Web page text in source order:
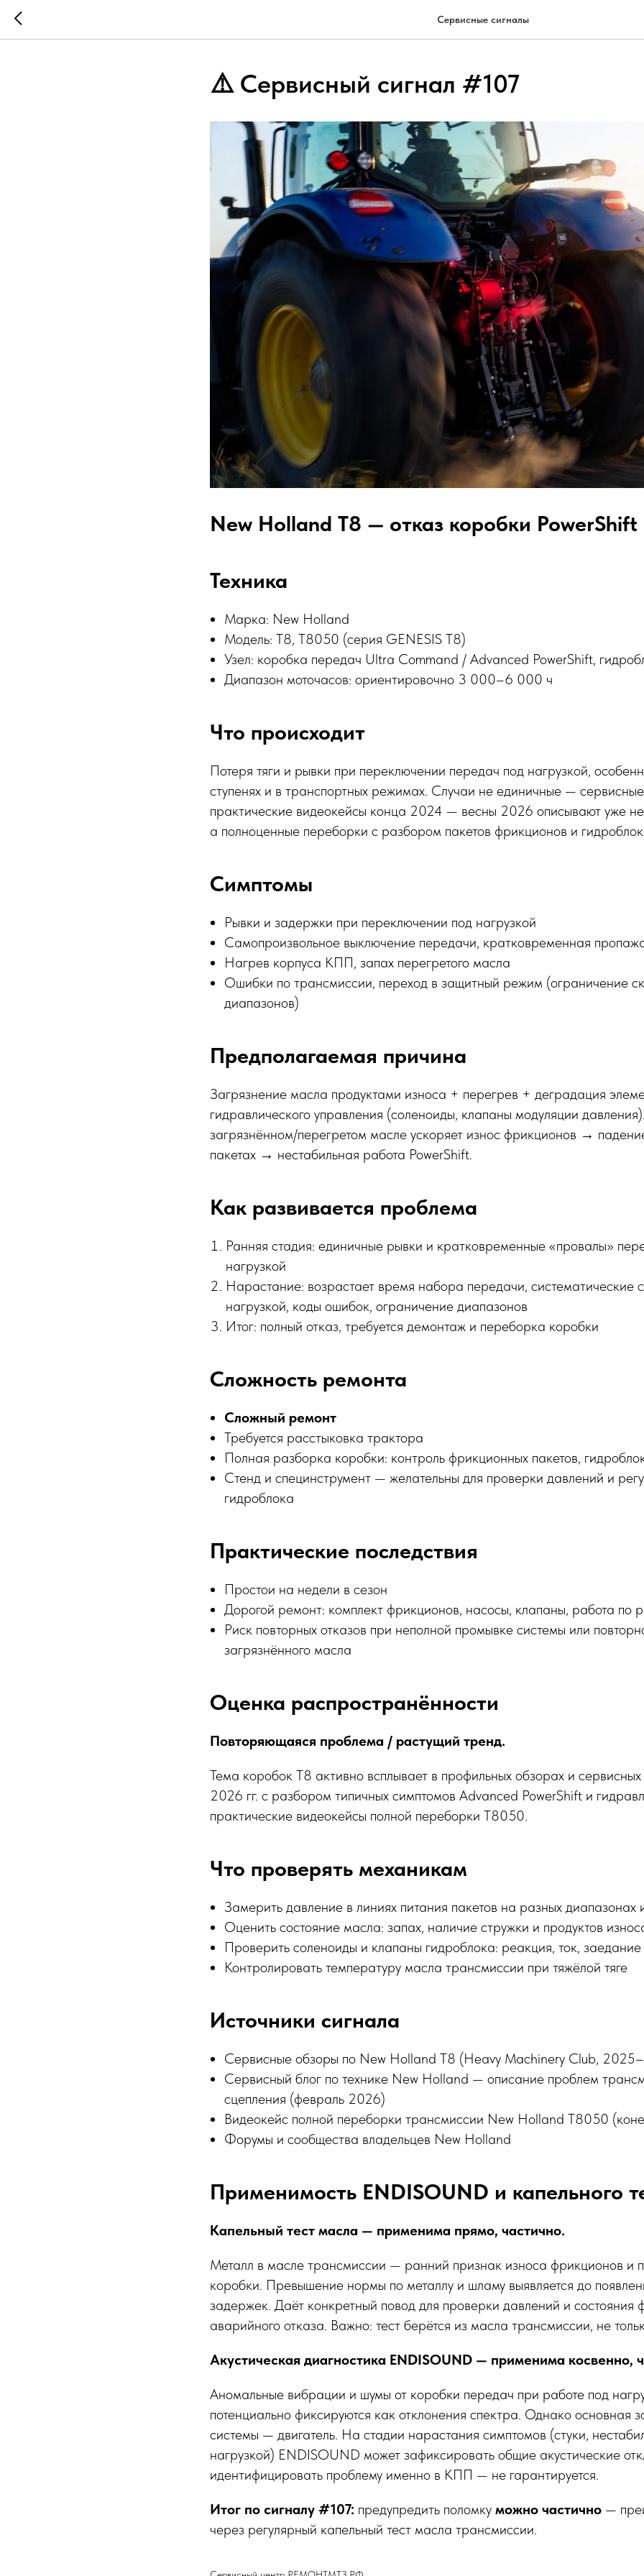
Сервисные сигналы
⚠️ Сервисный сигнал #107
New Holland T8 — отказ коробки PowerShift
Техника
Марка: New Holland
Модель: T8, T8050 (серия GENESIS T8)
Узел: коробка передач Ultra Command / Advanced PowerShift,
Диапазон моточасов: ориентировочно 3 000–6 000 ч
Что происходит
Потеря тяги и рывки при переключении передач под нагрузкой,
ступенях и в транспортных режимах. Случаи не единичные —
практические видеокейсы конца 2024 — весны 2026 описывают уже
а полноценные переборки с разбором пакетов фрикционов и
Симптомы
Рывки и задержки при переключении под нагрузкой
Самопроизвольное выключение передачи, кратковременная
Нагрев корпуса КПП, запах перегретого масла
Ошибки по трансмиссии, переход в защитный режим (ограничение
диапазонов)
Предполагаемая причина
Загрязнение масла продуктами износа + перегрев + деградация
гидравлического управления (соленоиды, клапаны модуляции
загрязнённом/перегретом масле ускоряет износ фрикционов →
пакетах → нестабильная работа PowerShift.
Как развивается проблема
Ранняя стадия: единичные рывки и кратковременные «провалы»
нагрузкой
Нарастание: возрастает время набора передачи, систематические
нагрузкой, коды ошибок, ограничение диапазонов
Итог: полный отказ, требуется демонтаж и переборка коробки
Сложность ремонта
Сложный ремонт
Требуется расстыковка трактора
Полная разборка коробки: контроль фрикционных пакетов,
Стенд и специнструмент — желательны для проверки давлений и
гидроблока
Практические последствия
Простои на недели в сезон
Дорогой ремонт: комплект фрикционов, насосы, клапаны, работа по
Риск повторных отказов при неполной промывке системы или
загрязнённого масла
Оценка распространённости
Повторяющаяся проблема / растущий тренд.
Тема коробок T8 активно всплывает в профильных обзорах и
2026 гг. с разбором типичных симптомов Advanced PowerShift и
практические видеокейсы полной переборки T8050.
Что проверять механикам
Замерить давление в линиях питания пакетов на разных диапазонах
Оценить состояние масла: запах, наличие стружки и продуктов
Проверить соленоиды и клапаны гидроблока: реакция, ток, заедание
Контролировать температуру масла трансмиссии при тяжёлой тяге
Источники сигнала
Сервисные обзоры по New Holland T8 (Heavy Machinery Club,
Сервисный блог по технике New Holland — описание проблем
сцепления (февраль 2026)
Видеокейс полной переборки трансмиссии New Holland T8050
Форумы и сообщества владельцев New Holland
Применимость ENDISOUND и капельного
Капельный тест масла — применима прямо, частично.
Металл в масле трансмиссии — ранний признак износа фрикционов и
коробки. Превышение нормы по металлу и шламу выявляется до
задержек. Даёт конкретный повод для проверки давлений и
аварийного отказа. Важно: тест берётся из масла трансмиссии, не
Акустическая диагностика ENDISOUND — применима косвенно,
Аномальные вибрации и шумы от коробки передач при работе под
потенциально фиксируются как отклонения спектра. Однако основная
системы — двигатель. На стадии нарастания симптомов (стуки,
нагрузкой) ENDISOUND может зафиксировать общие акустические
идентифицировать проблему именно в КПП — не гарантируется.
Итог по сигналу #107: предупредить поломку можно частично —
через регулярный капельный тест масла трансмиссии.